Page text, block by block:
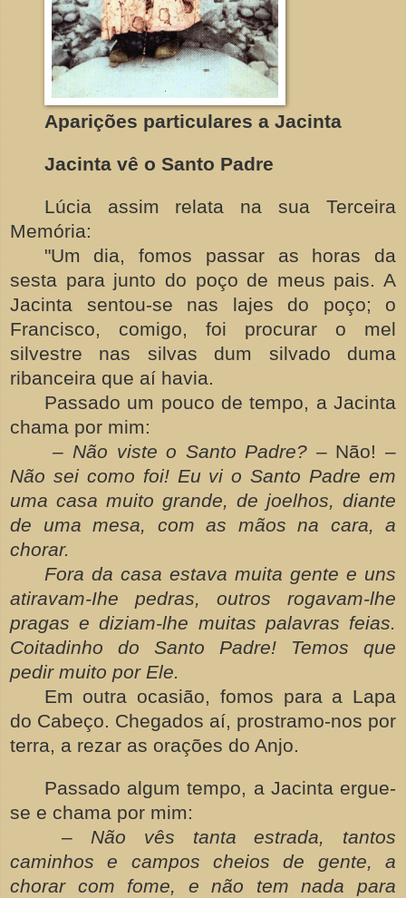
Aparições particulares a Jacinta
Jacinta vê o Santo Padre
Lúcia assim relata na sua Terceira
Memória:
"Um dia, fomos passar as horas da
sesta para junto do poço de meus pais. A
Jacinta sentou-se nas lajes do poço; o
Francisco, comigo, foi procurar o mel
silvestre nas silvas dum silvado duma
ribanceira que aí havia.
Passado um pouco de tempo, a Jacinta
chama por mim:
– Não viste o Santo Padre? – Não! –
Não sei como foi! Eu vi o Santo Padre em
uma casa muito grande, de joelhos, diante
de uma mesa, com as mãos na cara, a
chorar.
Fora da casa estava muita gente e uns
atiravam-Ihe pedras, outros rogavam-lhe
pragas e diziam-lhe muitas palavras feias.
Coitadinho do Santo Padre! Temos que
pedir muito por Ele.
Em outra ocasião, fomos para a Lapa
do Cabeço. Chegados aí, prostramo-nos por
terra, a rezar as orações do Anjo.
Passado algum tempo, a Jacinta ergue-
se e chama por mim:
– Não vês tanta estrada, tantos
caminhos e campos cheios de gente, a
chorar com fome, e não tem nada para